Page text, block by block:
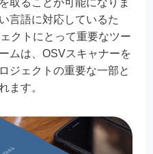
言語に対応しているた
クトにとって重要なツー
ムは、OSVスキャナーを
ジェクトの重要な一部と
ます。